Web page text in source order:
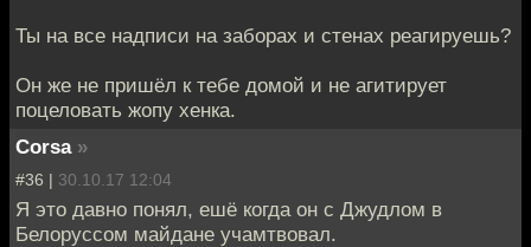
Ты на все надписи на заборах и стенах реагируешь?
Он же не пришёл к тебе домой и не агитирует
поцеловать жопу хенка.
Corsa »
#36 | 30.10.17 12:04
Я это давно понял, ешё когда он с Джудлом в
Белоруссом майдане учамтвовал.